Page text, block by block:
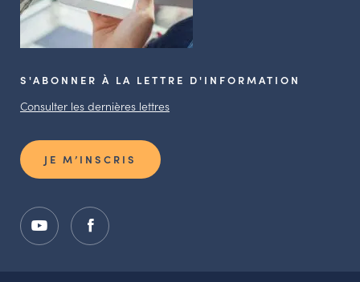
S'ABONNER À LA LETTRE D'INFORMATION
Consulter les dernières lettres
JE M’INSCRIS